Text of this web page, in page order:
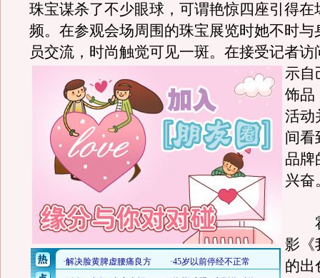
珠宝谋杀了不少眼球，可谓艳惊四座引得在
频。在参观会场周围的珠宝展览时她不时与
员交流，时尚触觉可见一斑。 在接受记者访
示自
饰品
活动
间看
品牌
兴奋
霍
影《
的出